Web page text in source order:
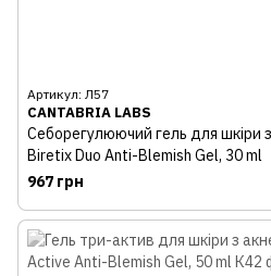
Артикул: Л57
CANTABRIA LABS
Себорегулюючий гель для шкіри
Biretix Duo Anti-Blemish Gel, 30 ml
967 грн